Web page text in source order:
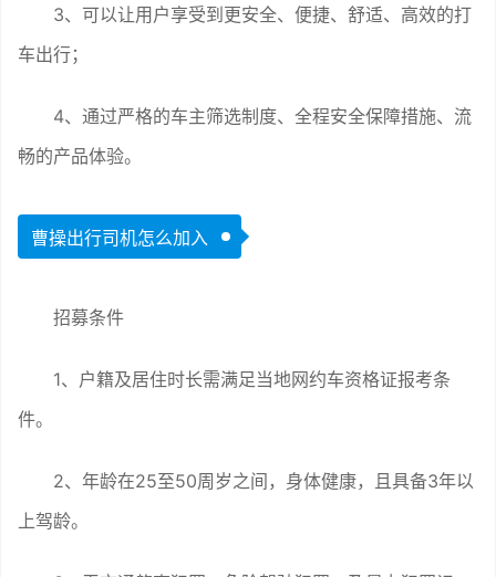
3、可以让用户享受到更安全、便捷、舒适、高效的打
车出行；
4、通过严格的车主筛选制度、全程安全保障措施、流
畅的产品体验。
曹操出行司机怎么加入
招募条件
1、户籍及居住时长需满足当地网约车资格证报考条
件。
2、年龄在25至50周岁之间，身体健康，且具备3年以
上驾龄。